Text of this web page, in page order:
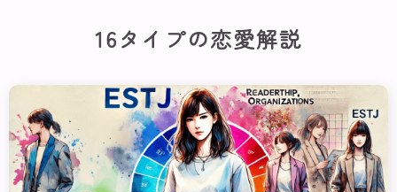
16タイプの恋愛解説